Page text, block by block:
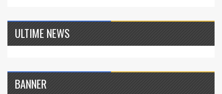
ULTIME NEWS
BANNER